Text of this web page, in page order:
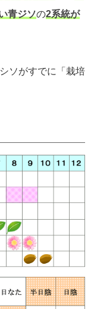
青ジソの2系統が
ソがすでに「栽培